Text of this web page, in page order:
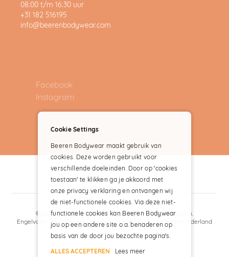
08:00 t/m 16:30 uur
+31 182 516195
info@beerenbodywear.com
Facebook
Instagram
©2024 Beeren Bodywear® – alle rechten voorbehouden.
Engelvaart Tricot B.V. Mercuriusweg 3 2741TB Waddinxveen Nederland
Cookie Settings
Beeren Bodywear maakt gebruik van
cookies. Deze worden gebruikt voor
verschillende doeleinden. Door op 'cookies
toestaan' te klikken ga je akkoord met
onze privacy verklaring en ontvangen wij
de niet-functionele cookies. Via deze niet-
functionele cookies kan Beeren Bodywear
jou op een andere site o.a. benaderen op
basis van de door jou bezochte pagina's.
ALLES ACCEPTEREN Lees meer